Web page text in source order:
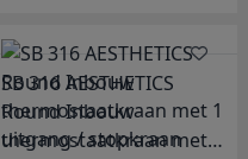
SB 316 AESTHETICS
Round Inbouw
thermostaatkraan met 1